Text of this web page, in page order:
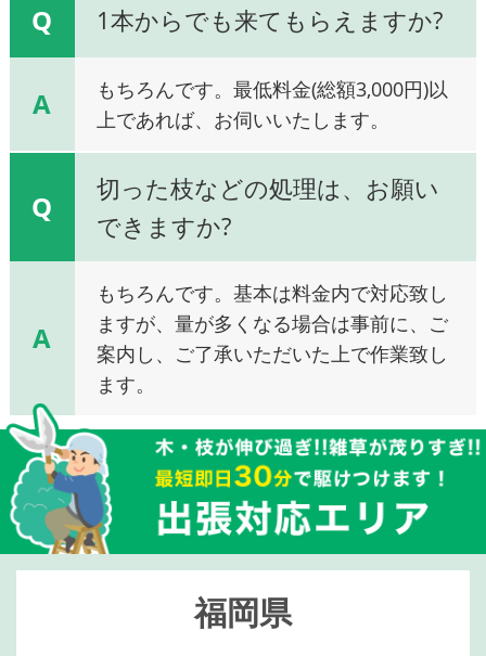
Q 1本からでも来てもらえますか?
A
もちろんです。最低料金(総額3,000円)以
上であれば、お伺いいたします。
Q
切った枝などの処理は、お願い
できますか?
A
もちろんです。基本は料金内で対応致し
ますが、量が多くなる場合は事前に、ご
案内し、ご了承いただいた上で作業致し
ます。
福岡県